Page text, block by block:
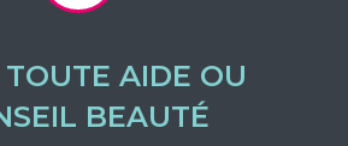
TOUTE AIDE OU
BEAUTÉ